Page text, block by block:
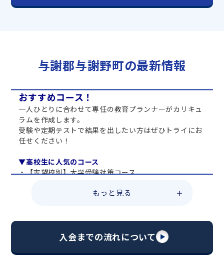
与謝郡与謝野町の最新情報
おすすめコース！
一人ひとりに合わせて専任の教育プランナーがカリキュ
ラムを作成します。
受験や定期テストで結果を出したい方はぜひトライにお
任せください！
▼高校生に人気のコース
・【志望校別】大学受験対策コース
・総合型選抜直前対策コース
・【志望校別】公立・私立高校受験対策コース
もっと見る
入会までの流れについて